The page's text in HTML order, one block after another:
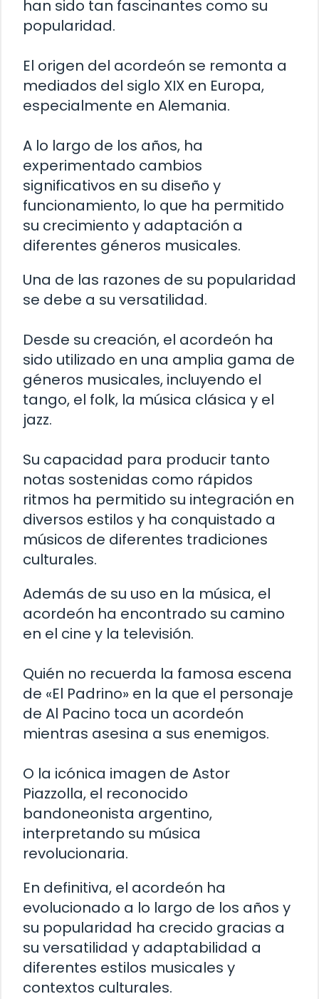
han sido tan fascinantes como su
popularidad.
El origen del acordeón se remonta a
mediados del siglo XIX en Europa,
especialmente en Alemania.
A lo largo de los años, ha
experimentado cambios
significativos en su diseño y
funcionamiento, lo que ha permitido
su crecimiento y adaptación a
diferentes géneros musicales.
Una de las razones de su popularidad
se debe a su versatilidad.
Desde su creación, el acordeón ha
sido utilizado en una amplia gama de
géneros musicales, incluyendo el
tango, el folk, la música clásica y el
jazz.
Su capacidad para producir tanto
notas sostenidas como rápidos
ritmos ha permitido su integración en
diversos estilos y ha conquistado a
músicos de diferentes tradiciones
culturales.
Además de su uso en la música, el
acordeón ha encontrado su camino
en el cine y la televisión.
Quién no recuerda la famosa escena
de «El Padrino» en la que el personaje
de Al Pacino toca un acordeón
mientras asesina a sus enemigos.
O la icónica imagen de Astor
Piazzolla, el reconocido
bandoneonista argentino,
interpretando su música
revolucionaria.
En definitiva, el acordeón ha
evolucionado a lo largo de los años y
su popularidad ha crecido gracias a
su versatilidad y adaptabilidad a
diferentes estilos musicales y
contextos culturales.